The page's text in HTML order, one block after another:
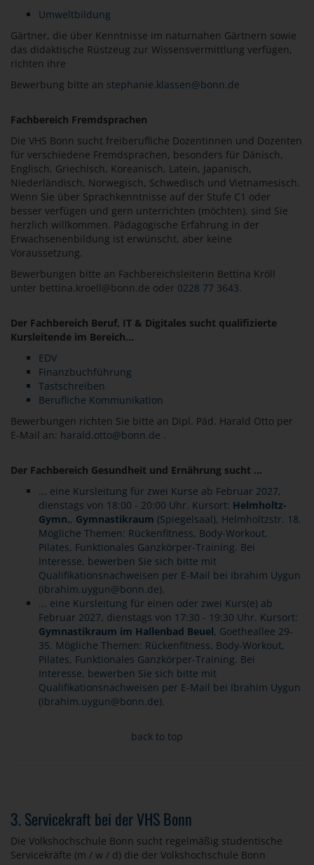
Umweltbildung
Gärtner, die über Kenntnisse im naturnahen Gärtnern sowie
das didaktische Rüstzeug zur Wissensvermittlung verfügen,
richten ihre
Bewerbung bitte an stephanie.klassen@bonn.de
Fachbereich Fremdsprachen
Die VHS Bonn sucht freiberufliche Dozentinnen und Dozenten
für verschiedene Fremdsprachen, besonders für Dänisch,
Englisch, Griechisch, Koreanisch, Latein, Japanisch,
Niederländisch, Norwegisch, Schwedisch und Vietnamesisch.
Wenn Sie über Sprachkenntnisse auf der Stufe C1 oder
besser verfügen und gern unterrichten (möchten), sind Sie
herzlich willkommen. Pädagogische Erfahrung in der
Erwachsenenbildung ist erwünscht, aber keine
Voraussetzung.
Bewerbungen bitte an Fachbereichsleiterin Bettina Kröll
unter bettina.kroell@bonn.de oder 0228 77 3643.
Der Fachbereich Beruf, IT & Digitales sucht qualifizierte
Kursleitende im Bereich...
EDV
Finanzbuchführung
Tastschreiben
Berufliche Kommunikation
Bewerbungen richten Sie bitte an Dipl. Päd. Harald Otto per
E-Mail an: harald.otto@bonn.de .
Der Fachbereich Gesundheit und Ernährung sucht ...
... eine Kursleitung für zwei Kurse ab Februar 2027,
dienstags von 18:00 - 20:00 Uhr. Kursort: Helmholtz-
Gymn., Gymnastikraum (Spiegelsaal), Helmholtzstr. 18.
Mögliche Themen: Rückenfitness, Body-Workout,
Pilates, Funktionales Ganzkörper-Training. Bei
Interesse, bewerben Sie sich bitte mit
Qualifikationsnachweisen per E-Mail bei Ibrahim Uygun
(ibrahim.uygun@bonn.de).
... eine Kursleitung für einen oder zwei Kurs(e) ab
Februar 2027, dienstags von 17:30 - 19:30 Uhr. Kursort:
Gymnastikraum im Hallenbad Beuel, Goetheallee 29-
35. Mögliche Themen: Rückenfitness, Body-Workout,
Pilates, Funktionales Ganzkörper-Training. Bei
Interesse, bewerben Sie sich bitte mit
Qualifikationsnachweisen per E-Mail bei Ibrahim Uygun
(ibrahim.uygun@bonn.de).
back to top
3. Servicekraft bei der VHS Bonn
Die Volkshochschule Bonn sucht regelmäßig studentische
Servicekräfte (m / w / d) die der Volkshochschule Bonn